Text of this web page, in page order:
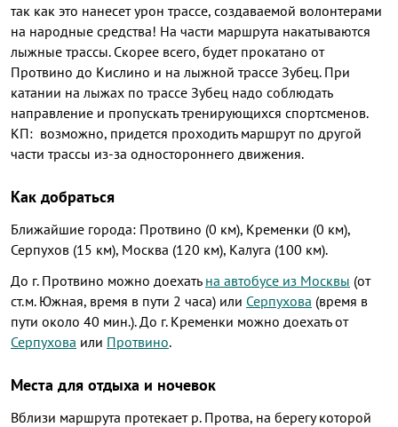
так как это нанесет урон трассе, создаваемой волонтерами
на народные средства! На части маршрута накатываются
лыжные трассы. Скорее всего, будет прокатано от
Протвино до Кислино и на лыжной трассе Зубец. При
катании на лыжах по трассе Зубец надо соблюдать
направление и пропускать тренирующихся спортсменов.
КП: возможно, придется проходить маршрут по другой
части трассы из-за одностороннего движения.
Как добраться
Ближайшие города: Протвино (0 км), Кременки (0 км),
Серпухов (15 км), Москва (120 км), Калуга (100 км).
До г. Протвино можно доехать на автобусе из Москвы (от
ст.м. Южная, время в пути 2 часа) или Серпухова (время в
пути около 40 мин.). До г. Кременки можно доехать от
Серпухова или Протвино.
Места для отдыха и ночевок
Вблизи маршрута протекает р. Протва, на берегу которой